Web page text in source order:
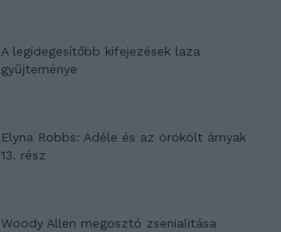
A legidegesítőbb kifejezések laza
gyűjteménye
Elyna Robbs: Adéle és az örökölt árnyak
13. rész
Woody Allen megosztó zsenialitása